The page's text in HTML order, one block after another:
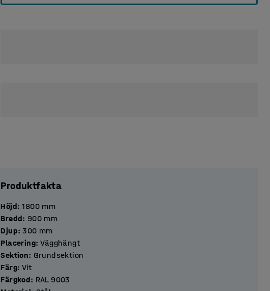
Produktfakta
Höjd: 1800 mm
Bredd: 900 mm
Djup: 300 mm
Placering: Vägghängt
Sektion: Grundsektion
Färg: Vit
Färgkod: RAL 9003